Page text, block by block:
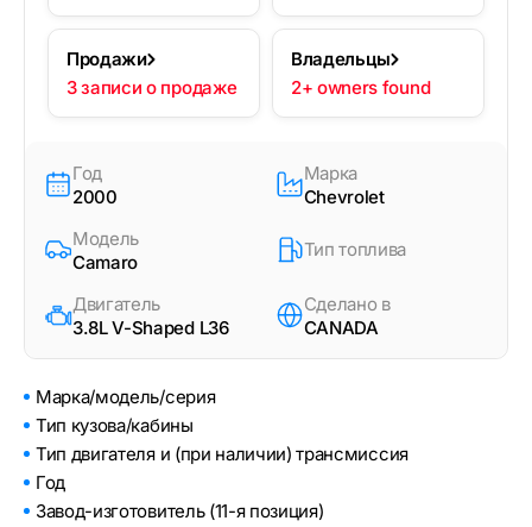
Продажи
3 записи о продаже
Владельцы
2+ owners found
Год
2000
Марка
Chevrolet
Модель
Camaro
Тип топлива
Двигатель
3.8L V-Shaped L36
Сделано в
CANADA
Марка/модель/серия
Тип кузова/кабины
Тип двигателя и (при наличии) трансмиссия
Год
Завод-изготовитель (11-я позиция)